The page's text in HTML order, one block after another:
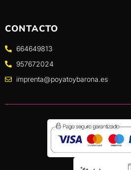
CONTACTO
664649813
957672024
imprenta@poyatoybarona.es